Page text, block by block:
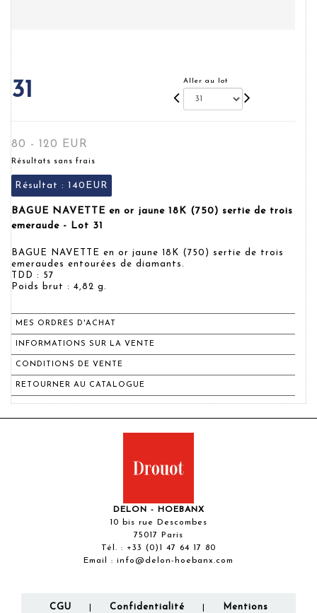
31 Aller au lot
80 - 120 EUR
Résultats sans frais
Résultat : 140EUR
BAGUE NAVETTE en or jaune 18K (750) sertie de trois
emeraude - Lot 31
BAGUE NAVETTE en or jaune 18K (750) sertie de trois
emeraudes entourées de diamants.
TDD : 57
Poids brut : 4,82 g.
MES ORDRES D'ACHAT
INFORMATIONS SUR LA VENTE
CONDITIONS DE VENTE
RETOURNER AU CATALOGUE
DELON - HOEBANX
10 bis rue Descombes
75017 Paris
Tél. : +33 (0)1 47 64 17 80
Email : info@delon-hoebanx.com
CGU Confidentialité Mentions